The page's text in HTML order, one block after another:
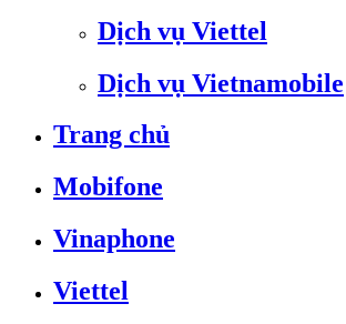
Dịch vụ Viettel
Dịch vụ Vietnamobile
Trang chủ
Mobifone
Vinaphone
Viettel